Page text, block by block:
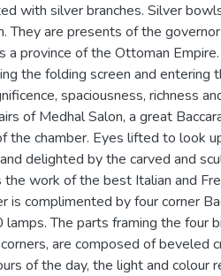
with silver branches. Silver
They are presents of the
province of the Ottoman
the folding screen and entering
spaciousness, richness
of Medhal Salon, a great
the chamber. Eyes lifted to look
delighted by the carved and
work of the best Italian and
is complimented by four corner
The parts framing the four
are composed of beveled
of the day, the light and colour